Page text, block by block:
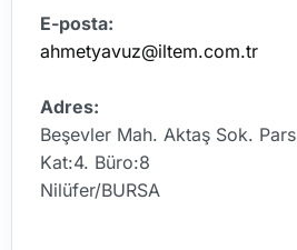
E-posta:
ahmetyavuz@iltem.com.tr
Adres:
Beşevler Mah. Aktaş Sok.
Kat:4. Büro:8
Nilüfer/BURSA